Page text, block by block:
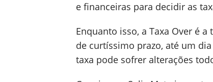
e financeiras para decidir as
Enquanto isso, a Taxa Over é
de curtíssimo prazo, até um
taxa pode sofrer alterações